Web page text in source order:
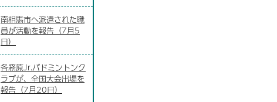
南相馬市へ派遣された職
員が活動を報告（7月5
日）
各務原Jr.バドミントンク
ラブが、全国大会出場を
報告（7月20日）